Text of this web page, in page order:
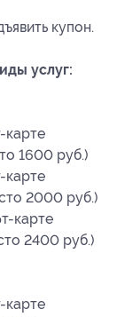
купон.
услуг:
карте
1600 руб.)
карте
2000 руб.)
карте
2400 руб.)
карте